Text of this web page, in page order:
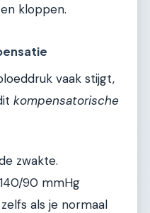
kloppen.
vaak stijgt,
kompensatorische
zwakte.
90 mmHg
als je normaal